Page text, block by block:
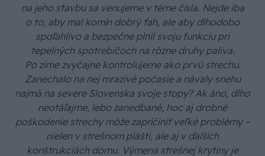
na jeho stavbu sa venujeme v téme čísla. Nejde iba
o to, aby mal komín dobrý ťah, ale aby dlhodobo
spoľahlivo a bezpečne plnil svoju funkciu pri
tepelných spotrebičoch na rôzne druhy paliva.
Po zime zvyčajne kontrolujeme ako prvú strechu.
Zanechalo na nej mrazivé počasie a návaly snehu
najmä na severe Slovenska svoje stopy? Ak áno, dlho
neotáľajme, lebo zanedbané, hoc aj drobné
poškodenie strechy môže zapríčiniť veľké problémy –
nielen v strešnom plášti, ale aj v ďalších
konštrukciách domu. Výmena strešnej krytiny je